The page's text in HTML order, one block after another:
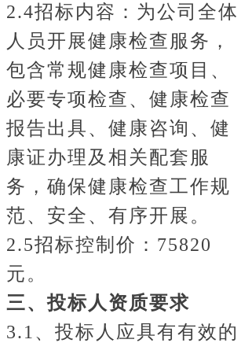
2.4招标内容：为公司全体
人员开展健康检查服务，
包含常规健康检查项目、
必要专项检查、健康检查
报告出具、健康咨询、健
康证办理及相关配套服
务，确保健康检查工作规
范、安全、有序开展。
2.5招标控制价：75820
元。
三、投标人资质要求
3.1、投标人应具有有效的